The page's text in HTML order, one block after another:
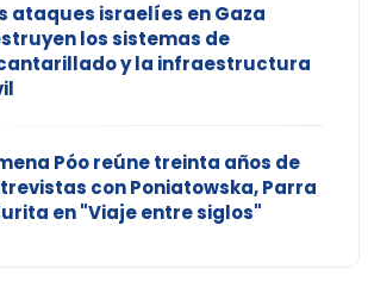
ataques israelíes en Gaza
los sistemas de
y la infraestructura
Póo reúne treinta años de
con Poniatowska, Parra
en "Viaje entre siglos"